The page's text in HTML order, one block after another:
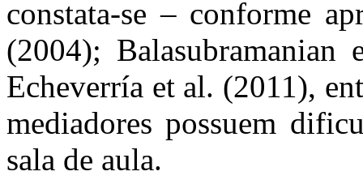
constata-se – conforme
(2004);
Echeverría et al. (2011),
mediadores possuem
sala de aula.